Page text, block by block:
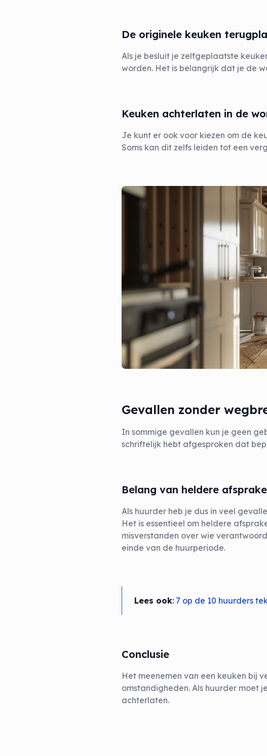
De originele keuken
Als je besluit je zelfgeplaatste
worden. Het is belangrijk dat je de
Keuken achterlaten in de
Je kunt er ook voor kiezen om de
Soms kan dit zelfs leiden tot een
Gevallen zonder
In sommige gevallen kun je geen
schriftelijk hebt afgesproken dat
Belang van heldere
Als huurder heb je dus in veel
Het is essentieel om heldere
misverstanden over wie
einde van de huurperiode.
Lees ook: 7 op de 10 huurders
Conclusie
Het meenemen van een keuken bij
omstandigheden. Als huurder moet
achterlaten.